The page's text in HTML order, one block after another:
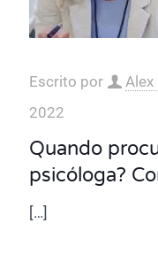
Escrito por Alex
2022
Quando
psicóloga?
[…]